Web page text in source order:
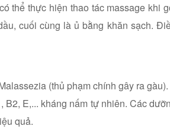
thể thực hiện thao tác massage khi
cuối cùng là ủ bằng khăn sạch.
(thủ phạm chính gây ra gàu).
E,... kháng nấm tự nhiên. Các
quả.